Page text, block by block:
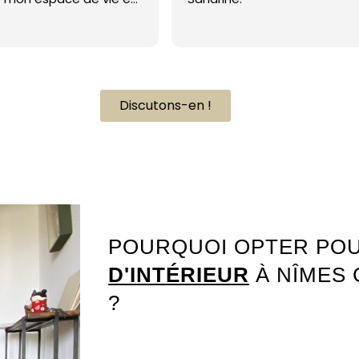
de paix. Sa
souci du détail
sens vraiment
design unique et
Un énorme merci
mes rêves de
réalité ! 5 étoiles
pour exprimer ma
Discutons-en !
POURQUOI OPTER
D'INTÉRIEUR À NÎMES
?